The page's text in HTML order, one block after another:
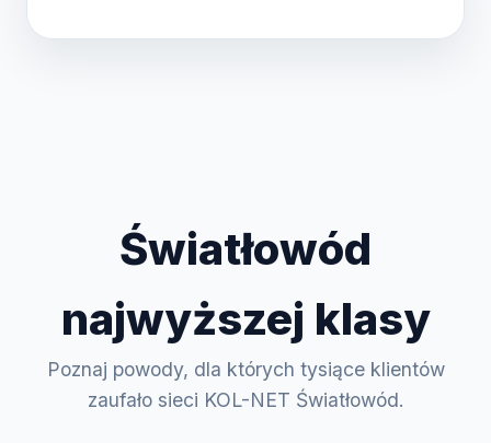
Światłowód
najwyższej klasy
Poznaj powody, dla których tysiące klientów
zaufało sieci KOL-NET Światłowód.